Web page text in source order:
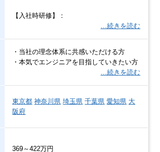
【入社時研修】：
…続きを読む
・当社の理念体系に共感いただける方
・本気でエンジニアを目指していきたい方
…続きを読む
東京都 神奈川県 埼玉県 千葉県 愛知県 大
阪府
369～422万円